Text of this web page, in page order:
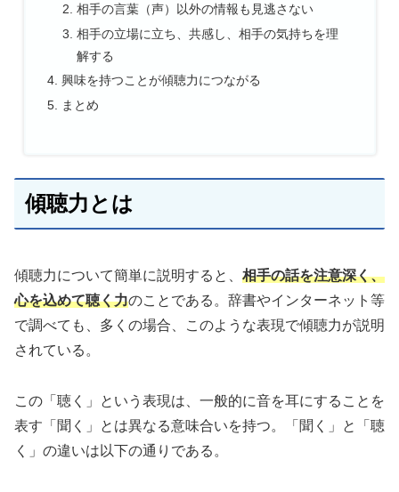
相手の言葉（声）以外の情報も見逃さない
相手の立場に立ち、共感し、相手の気持ちを理
解する
興味を持つことが傾聴力につながる
まとめ
傾聴力とは
傾聴力について簡単に説明すると、 相手の話を注意深く、
心を込めて聴く力のことである。辞書やインターネット等
で調べても、多くの場合、このような表現で傾聴力が説明
されている。
この「聴く」という表現は、一般的に音を耳にすることを
表す「聞く」とは異なる意味合いを持つ。「聞く」と「聴
く」の違いは以下の通りである。